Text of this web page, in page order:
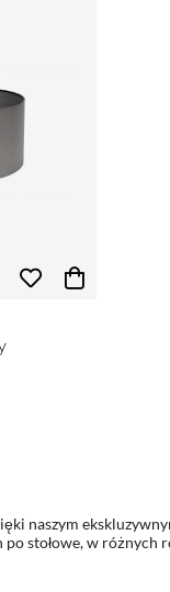
naszym
stołowe, w różnych